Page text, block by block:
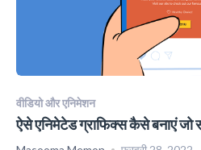
वीडियो और एनिमेशन
ऐसे एनिमेटेड ग्राफिक्स कैसे बनाएं